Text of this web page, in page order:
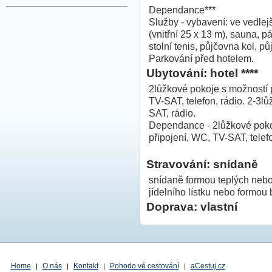
Dependance***
Služby - vybavení: ve
(vnitřní 25 x 13 m), sauna,
stolní tenis, půjčovna kol,
Parkování před hotelem.
Ubytování: hotel ****
2lůžkové pokoje s
TV-SAT, telefon, rádio. 2-
SAT, rádio.
Dependance - 2lůžkové
připojení, WC, TV-SAT,
Stravování: snídaně
snídaně formou teplých
jídelního lístku nebo formou
Doprava: vlastní
Home | O nás | Kontakt | Pohodo vé cestování |
aCestuj.cz